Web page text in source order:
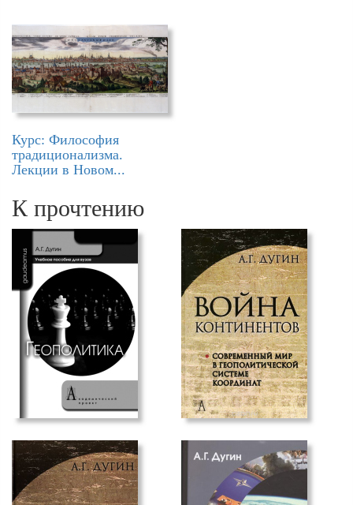
Курс: Философия
традиционализма.
Лекции в Новом...
К прочтению